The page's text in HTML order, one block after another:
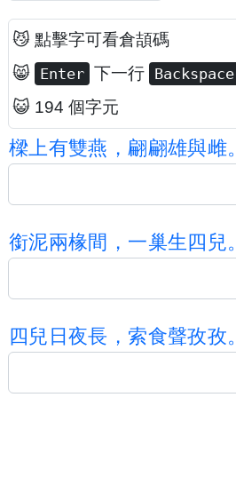
😼 點擊字可看倉頡碼
😸 Enter 下一行 Backspace
😺 194 個字元
樑上有雙燕 ， 翩翩雄與雌。
銜泥兩椽間 ， 一巢生四 兒。
四 兒 日夜長 ， 索食聲孜孜。